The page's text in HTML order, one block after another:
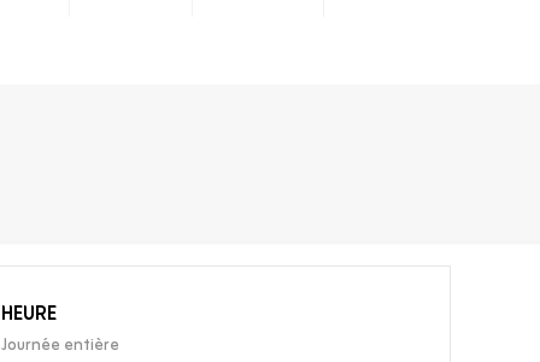
HEURE
Journée entière